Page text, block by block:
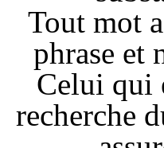
Tout mot
phrase et
Celui qui
recherche